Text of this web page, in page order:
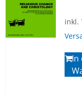
inkl.
In